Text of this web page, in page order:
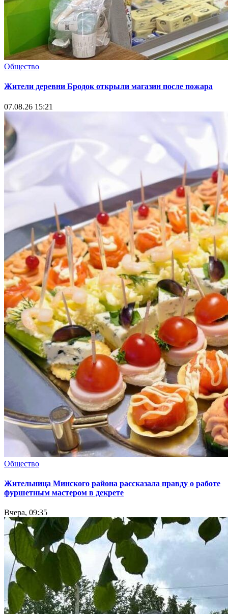
Общество
Жители деревни Бродок открыли магазин после пожара
07.08.26 15:21
Общество
Жительница Минского района рассказала правду о работе
фуршетным мастером в декрете
Вчера, 09:35